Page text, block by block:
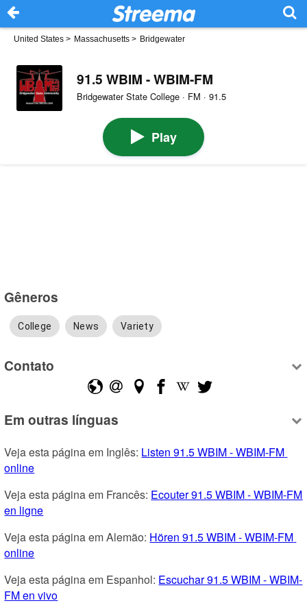
United States > Massachusetts > Bridgewater
91.5 WBIM - WBIM-FM
Bridgewater State College · FM · 91.5
Play
Gêneros
College News Variety
Contato
Em outras línguas
Veja esta página em Inglês: Listen 91.5 WBIM - WBIM-FM
online
Veja esta página em Francês: Ecouter 91.5 WBIM - WBIM-FM
en ligne
Veja esta página em Alemão: Hören 91.5 WBIM - WBIM-FM
online
Veja esta página em Espanhol: Escuchar 91.5 WBIM - WBIM-
FM en vivo